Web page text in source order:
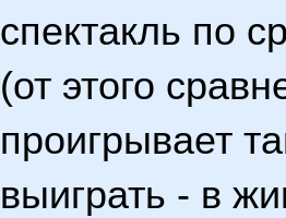
спектакль по
(от этого
проигрывает
выиграть - в